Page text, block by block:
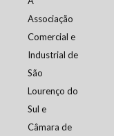
Associação
Comercial e
Industrial de
São
Lourenço do
Sul e
Câmara de